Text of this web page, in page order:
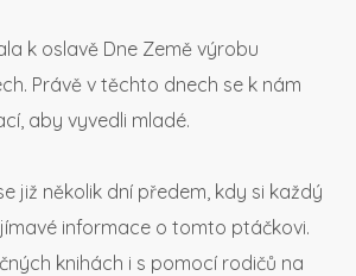
k oslavě Dne Země výrobu
Právě v těchto dnech se k nám
aby vyvedli mladé.
již několik dní předem, kdy si každý
informace o tomto ptáčkovi.
knihách i s pomocí rodičů na